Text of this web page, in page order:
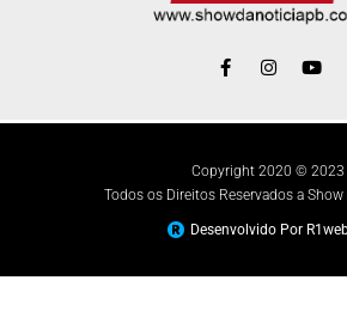
Copyright 2020 © 2023
Todos os Direitos Reservados a
Desenvolvido Por